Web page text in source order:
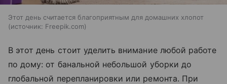
Этот день считается благоприятным для домашних хлопот
источник: Freepik.com
В этот день стоит уделить внимание любой работе
по дому: от банальной небольшой уборки до
глобальной перепланировки или ремонта. При